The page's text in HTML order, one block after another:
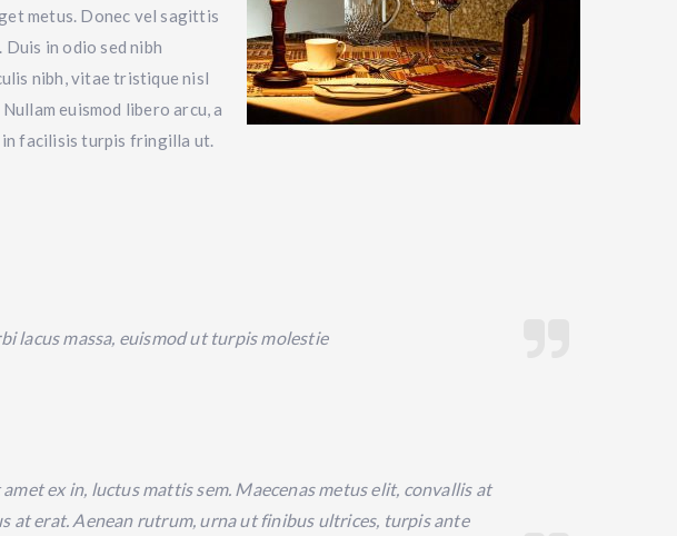
metus. Donec vel sagittis
in odio sed nibh
nibh, vitae tristique nisl
euismod libero arcu, a
in facilisis turpis fringilla ut.
lacus massa, euismod ut turpis molestie
ex in, luctus mattis sem. Maecenas metus elit, convallis at
at erat. Aenean rutrum, urna ut finibus ultrices, turpis ante